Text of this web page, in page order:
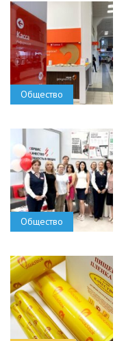
Общество
Общество